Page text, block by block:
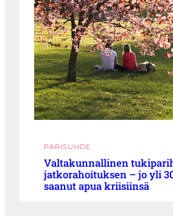
PARISUHDE
Valtakunnallinen
jatkorahoituksen – jo yli
saanut apua kriisiinsä